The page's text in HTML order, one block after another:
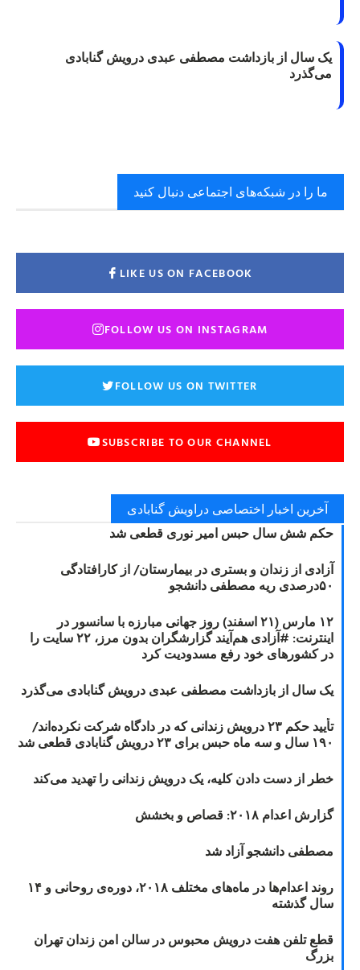
یک سال از بازداشت مصطفی عبدی درویش گنابادی
می‌گذرد
ما را در شبکه‌های اجتماعی دنبال کنید
LIKE US ON FACEBOOK
FOLLOW US ON INSTAGRAM
FOLLOW US ON TWITTER
SUBSCRIBE TO OUR CHANNEL
آخرین اخبار اختصاصی دراویش گنابادی
حکم شش سال حبس امیر نوری قطعی شد
آزادی از زندان و بستری در بیمارستان/ از کارافتادگی
۵۰درصدی ریه مصطفی دانشجو
۱۲ مارس (۲۱ اسفند) روز جهانی مبارزه با سانسور در
اینترنت: #آزادی هم‌آیند گزارشگران‌ بدون مرز، ۲۲ سایت را
در کشورهای خود رفع مسدودیت کرد
یک سال از بازداشت مصطفی عبدی درویش گنابادی می‌گذرد
تأیید حکم ۲۳ درویش زندانی که در دادگاه شرکت نکرده‌اند/
۱۹۰ سال و سه ماه حبس برای ۲۳ درویش گنابادی قطعی شد
خطر از دست دادن کلیه، یک درویش زندانی را تهدید می‌کند
گزارش اعدام ۲۰۱۸: قصاص و بخشش
مصطفی دانشجو آزاد شد
روند اعدام‌ها در ماه‌های مختلف ۲۰۱۸، دوره‌ی روحانی و ۱۴
سال گذشته
قطع تلفن هفت درویش محبوس در سالن امن زندان تهران
بزرگ